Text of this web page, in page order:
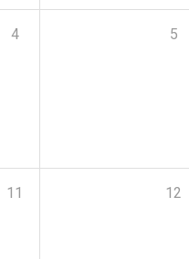
4 5
11 12